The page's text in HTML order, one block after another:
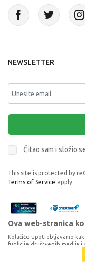
NEWSLETTER
Čitao sam i složio
This site is protected by
Terms of Service apply.
Ova web-stranica
Kolačiće upotrebljavamo
funkcije društvenih medija i
upotrebi naše web-lokacije
oglašavanje i analizu, a oni